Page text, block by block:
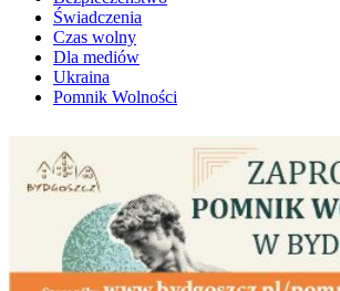
Świadczenia
Czas wolny
Dla mediów
Ukraina
Pomnik Wolności